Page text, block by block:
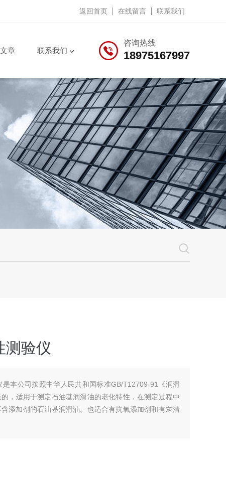
返回首页 在线留言 联系我们
咨询热线
18975167997
章 联系我们
测验仪
本公司按照中华人民共和国标准GB/T12709-91《润滑
，适用于测定石油基润滑油的老化特性，在测定过程中
添加剂的石油基润滑油。也适合有抗氧添加剂和有灰清